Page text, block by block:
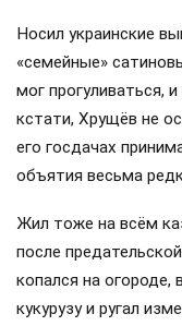
Носил украинские
«семейные»
мог прогуливаться,
кстати, Хрущёв не
его госдачах
объятия весьма
Жил тоже на всём
после
копался на
кукурузу и ругал